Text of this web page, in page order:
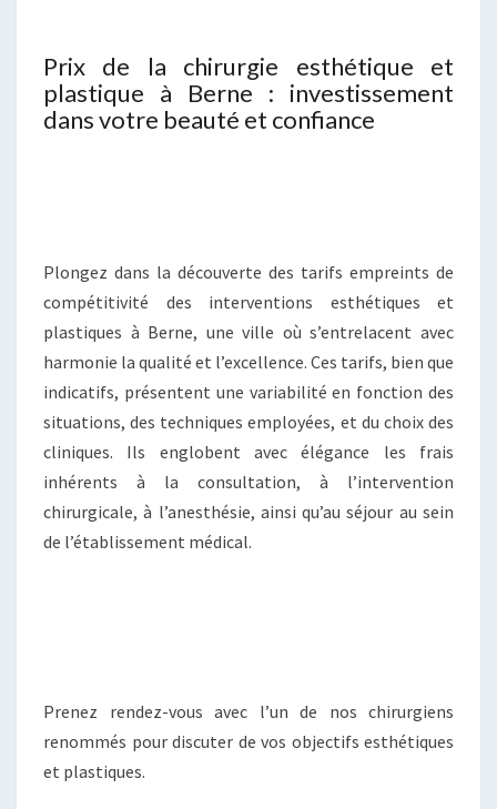
Prix de la chirurgie esthétique et
plastique à Berne : investissement
dans votre beauté et confiance
Plongez dans la découverte des tarifs empreints de
compétitivité des interventions esthétiques et
plastiques à Berne, une ville où s’entrelacent avec
harmonie la qualité et l’excellence. Ces tarifs, bien que
indicatifs, présentent une variabilité en fonction des
situations, des techniques employées, et du choix des
cliniques. Ils englobent avec élégance les frais
inhérents à la consultation, à l’intervention
chirurgicale, à l’anesthésie, ainsi qu’au séjour au sein
de l’établissement médical.
Prenez rendez-vous avec l’un de nos chirurgiens
renommés pour discuter de vos objectifs esthétiques
et plastiques.